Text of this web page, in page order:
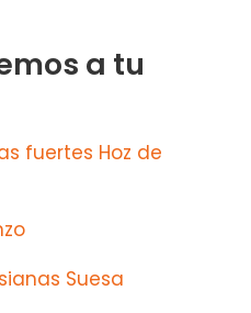
a tu
fuertes Hoz de
Suesa